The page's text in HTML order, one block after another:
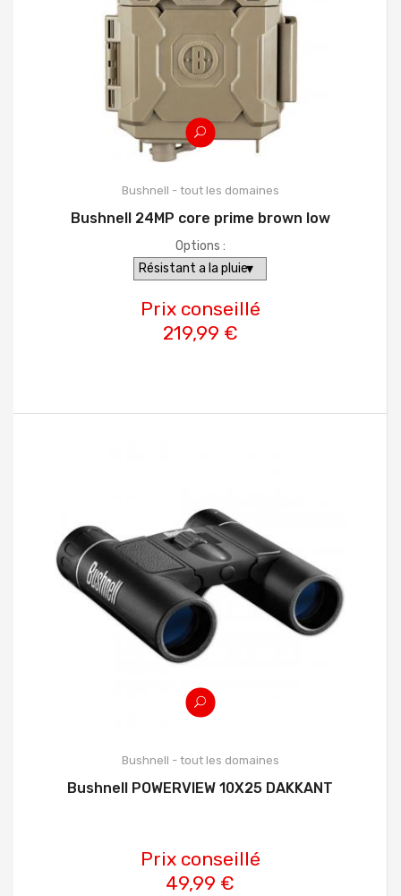
Bushnell - tout les domaines
Bushnell 24MP core prime brown low
Options :
Prix conseillé
219,99 €
Bushnell - tout les domaines
Bushnell POWERVIEW 10X25 DAKKANT
Prix conseillé
49,99 €